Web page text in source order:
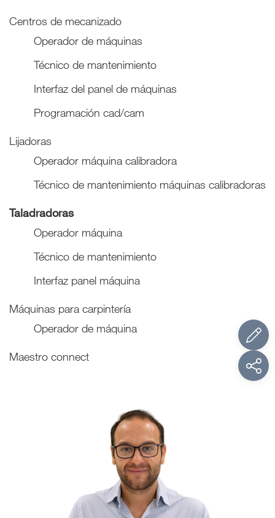
Centros de mecanizado
Operador de máquinas
Técnico de mantenimiento
Interfaz del panel de máquinas
Programación cad/cam
Lijadoras
Operador máquina calibradora
Técnico de mantenimiento máquinas calibradoras
Taladradoras
Operador máquina
Técnico de mantenimiento
Interfaz panel máquina
Máquinas para carpintería
Operador de máquina
Maestro connect